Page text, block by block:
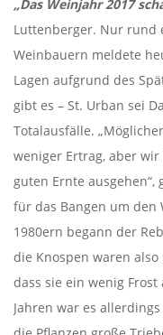
„Das Weinjahr 2017
Luttenberger. Nur rund
Weinbauern meldete
Lagen aufgrund des
gibt es – St. Urban sei
Totalausfälle.
weniger Ertrag, aber
guten Ernte
für das Bangen um den
1980ern begann der
die Knospen waren
dass sie ein wenig
Jahren war es